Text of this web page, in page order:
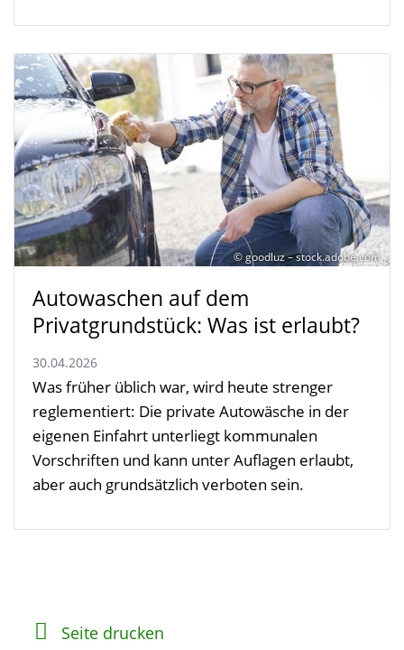
© goodluz – stock.adobe.com
Autowaschen auf dem
Privatgrundstück: Was ist erlaubt?
30.04.2026
Was früher üblich war, wird heute strenger
reglementiert: Die private Autowäsche in der
eigenen Einfahrt unterliegt kommunalen
Vorschriften und kann unter Auflagen erlaubt,
aber auch grundsätzlich verboten sein.
Seite drucken